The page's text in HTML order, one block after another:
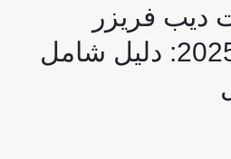
ديب فريزر
كريازي افقي 2025: دليل شامل